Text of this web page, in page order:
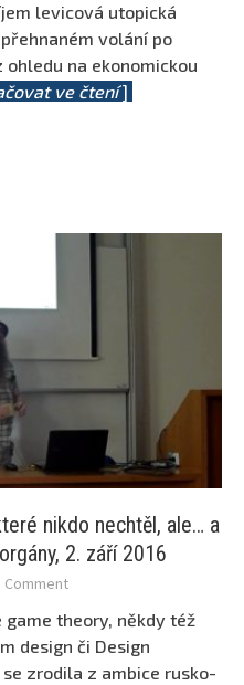
levicová utopická
volání po
na ekonomickou
ve čtení]
nikdo nechtěl, ale… a
2. září 2016
Comment
game theory, někdy též
design či Design
zrodila z ambice rusko-